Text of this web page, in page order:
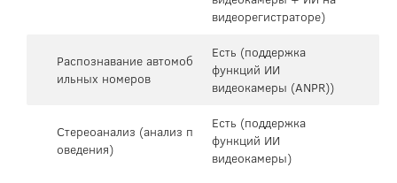
видеорегистраторе)
Распознавание автомоб
ильных номеров
Есть (поддержка
функций ИИ
видеокамеры (ANPR))
Стереоанализ (анализ п
оведения)
Есть (поддержка
функций ИИ
видеокамеры)